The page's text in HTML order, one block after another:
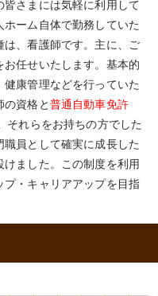
さまには気軽に利用して
ーム自体で勤務していた
、看護師です。主に、ご
任せいたします。基本的
康管理などを行っていた
の資格と普通自動車免許
それらをお持ちの方でした
員として確実に成長した
ました。この制度を利用
プ・キャリアアップを目指